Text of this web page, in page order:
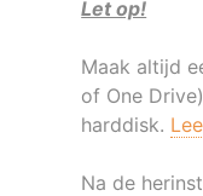
Let op!
Maak altijd
of One
harddisk.
Na de